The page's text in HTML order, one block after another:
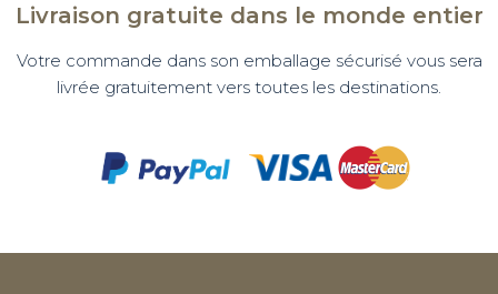
Livraison gratuite dans le monde entier
Votre commande dans son emballage sécurisé vous sera
livrée gratuitement vers toutes les destinations.